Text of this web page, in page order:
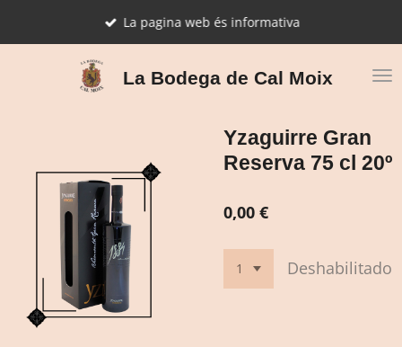
La Bodega de Cal Moix
La pagina web és informativa
Yzaguirre Gran
Reserva 75 cl 20º
0,00 €
Deshabilitado